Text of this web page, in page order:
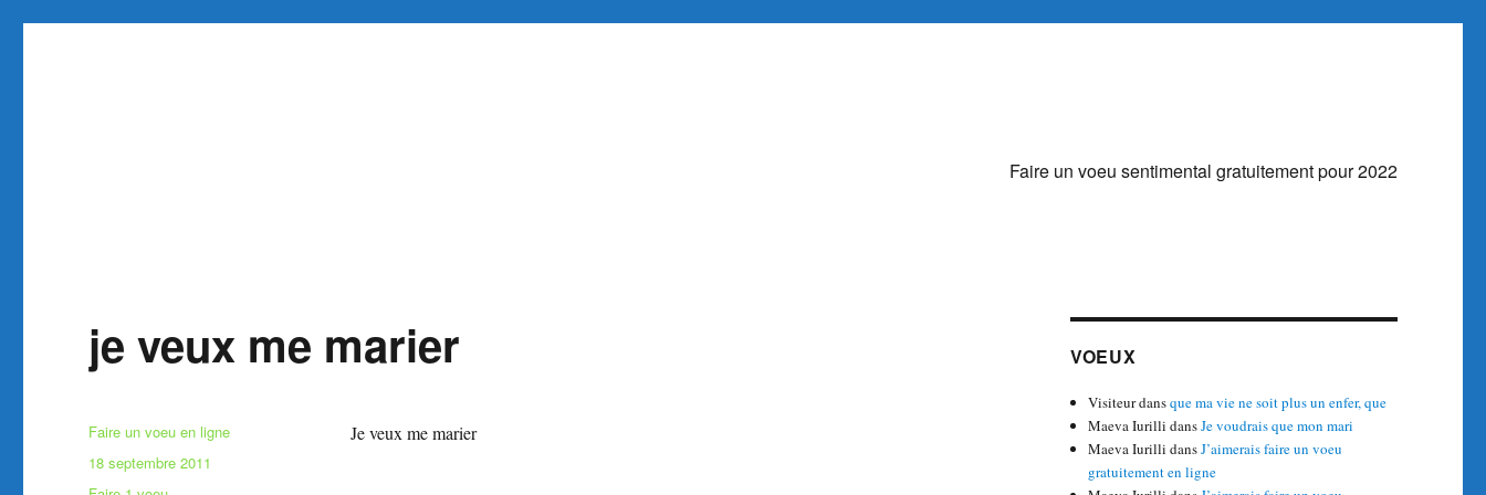
Faire un voeu sentimental gratuitement pour 2022
je veux me marier
Je veux me marier
Auteur
Faire un voeu en ligne
Publié
le
18 septembre 2011
VOEUX
Visiteurdansque ma vie ne soit plus un enfer, que
Maeva Iurilli dansJe voudrais que mon mari
Maeva Iurilli dansJ’aimerais faire un voeu
gratuitement en ligne